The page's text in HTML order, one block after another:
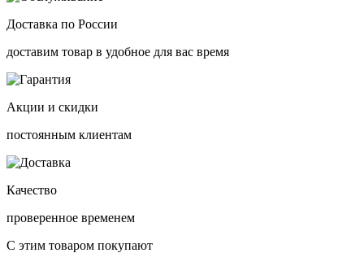
Доставка по России
доставим товар в удобное для вас время
Акции и скидки
постоянным клиентам
Качество
проверенное временем
С этим товаром покупают